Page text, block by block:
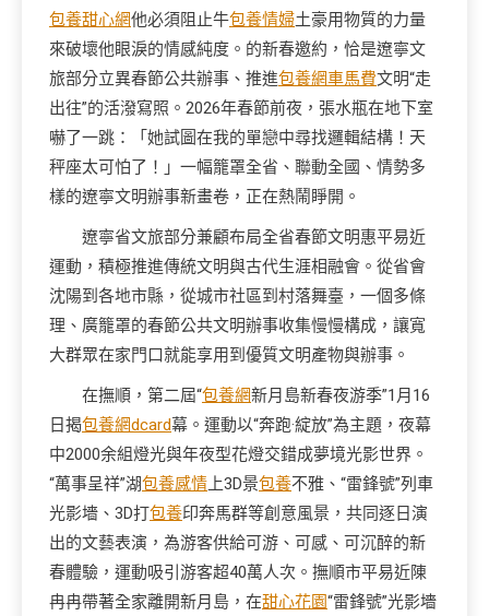
包養甜心網他必須阻止牛包養情婦土豪用物質的力量
來破壞他眼淚的情感純度。的新春邀約，恰是遼寧文
旅部分立異春節公共辦事、推進包養網車馬費文明“走
出往”的活潑寫照。2026年春節前夜，張水瓶在地下室
嚇了一跳：「她試圖在我的單戀中尋找邏輯結構！天
秤座太可怕了！」一幅籠罩全省、聯動全國、情勢多
樣的遼寧文明辦事新畫卷，正在熱鬧睜開。
遼寧省文旅部分兼顧布局全省春節文明惠平易近
運動，積極推進傳統文明與古代生涯相融會。從省會
沈陽到各地市縣，從城市社區到村落舞臺，一個多條
理、廣籠罩的春節公共文明辦事收集慢慢構成，讓寬
大群眾在家門口就能享用到優質文明產物與辦事。
在撫順，第二屆“包養網新月島新春夜游季”1月16
日揭包養網dcard幕。運動以“奔跑·綻放”為主題，夜幕
中2000余組燈光與年夜型花燈交錯成夢境光影世界。
“萬事呈祥”湖包養感情 上3D景包養不雅、“雷鋒號”列車
光影墻、3D打包養印奔馬群等創意風景，共同逐日演
出的文藝表演，為游客供給可游、可感、可沉醉的新
春體驗，運動吸引游客超40萬人次。撫順市平易近陳
冉冉帶著全家離開新月島，在甜心花園“雷鋒號”光影墻